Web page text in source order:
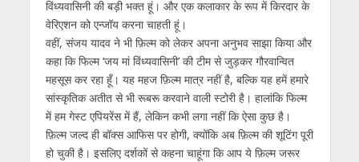
विंध्यवासिनी की बड़ी भक्त हूं। और एक कलाकार के रूप में किरदार के
वेरिएशन को एन्जॉय करना चाहती हूं।
वहीं, संजय यादव ने भी फ़िल्म को लेकर अपना अनुभव साझा किया और
कहा कि फिल्‍म ‘जय मां विंध्‍यवासिनी’ की टीम से जुड़कर गौरवान्वित
महसूस कर रहा हूँ। यह महज फ़िल्म मात्र नहीं है, बल्कि यह हमें हमारे
सांस्कृतिक अतीत से भी रूबरू करवाने वाली स्टोरी है। हालांकि फिल्म
में हम गेस्ट एपियरेंस में हैं, लेकिन कभी लगा नहीं कि ऐसा कुछ है।
फ़िल्म जल्द ही बॉक्स आफिस पर होगी, क्योंकि अब फ़िल्म की शूटिंग पूरी
हो चुकी है। इसलिए दर्शकों से कहना चाहूंगा कि आप ये फ़िल्म जरूर